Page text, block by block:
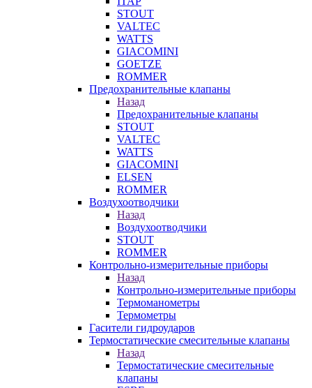
STOUT
VALTEC
WATTS
GIACOMINI
GOETZE
ROMMER
Предохранительные клапаны
Назад
Предохранительные клапаны
STOUT
VALTEC
WATTS
GIACOMINI
ELSEN
ROMMER
Воздухоотводчики
Назад
Воздухоотводчики
STOUT
ROMMER
Контрольно-измерительные приборы
Назад
Контрольно-измерительные приборы
Термоманометры
Термометры
Гасители гидроударов
Термостатические смесительные клапаны
Назад
Термостатические смесительные
клапаны